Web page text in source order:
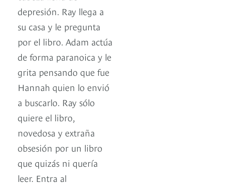
depresión. Ray llega a
su casa y le pregunta
por el libro. Adam actúa
de forma paranoica y le
grita pensando que fue
Hannah quien lo envió
a buscarlo. Ray sólo
quiere el libro,
novedosa y extraña
obsesión por un libro
que quizás ni quería
leer. Entra al